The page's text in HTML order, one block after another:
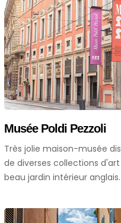
Musée Poldi Pezzoli
Très jolie maison-musée
de diverses collections
beau jardin intérieur anglais.